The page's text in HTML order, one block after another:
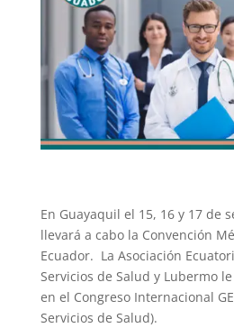
En Guayaquil el 15, 16 y 17 de
llevará a cabo la Convención
Ecuador. La Asociación
Servicios de Salud y Lubermo
en el Congreso Internacional
Servicios de Salud).